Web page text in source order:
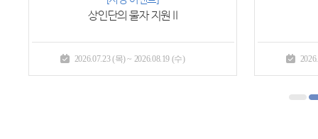
메이플포인트 샵
2026.07.23 (목) ~ 2026.08.19 (수)